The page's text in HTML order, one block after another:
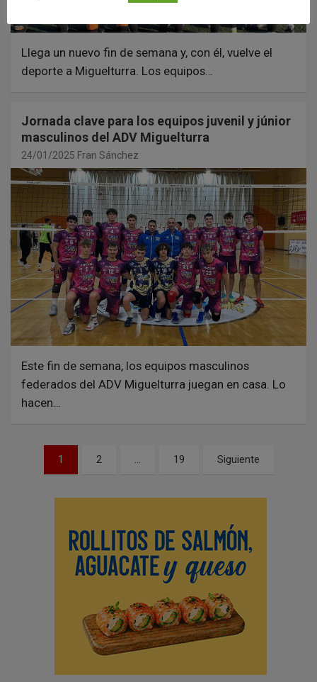
Llega un nuevo fin de semana y, con él, vuelve el
deporte a Miguelturra. Los equipos…
Jornada clave para los equipos juvenil y júnior
masculinos del ADV Miguelturra
24/01/2025 Fran Sánchez
Este fin de semana, los equipos masculinos
federados del ADV Miguelturra juegan en casa. Lo
hacen…
1 2 … 19 Siguiente